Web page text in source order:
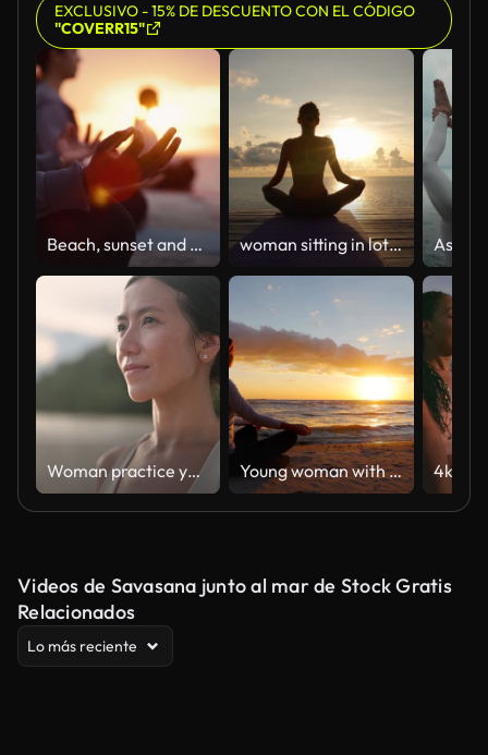
EXCLUSIVO - 15% DE DESCUENTO CON EL CÓDIGO
"COVERR15"
Beach, sunset and group with meditation, hand for lotus pose and yoga with friends, healthy soul and morning. People, dusk and seaside break for wellness or positive energy with mindfulness outdoor woman sitting in lotus position
Woman practice yoga on the beach Young woman with long hair sitting on the beach at sunset, meditating. Calm, self-confidence and health
Videos de Savasana junto al mar de Stock Gratis
Relacionados
Lo más reciente